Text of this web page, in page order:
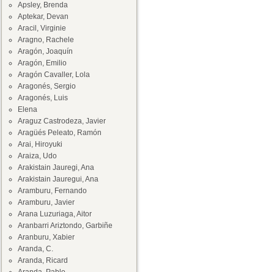
Apsley, Brenda
Aptekar, Devan
Aracil, Virginie
Aragno, Rachele
Aragón, Joaquín
Aragón, Emilio
Aragón Cavaller, Lola
Aragonés, Sergio
Aragonés, Luis
Elena
Araguz Castrodeza, Javier
Aragüés Peleato, Ramón
Arai, Hiroyuki
Araiza, Udo
Arakistain Jauregi, Ana
Arakistain Jauregui, Ana
Aramburu, Fernando
Aramburu, Javier
Arana Luzuriaga, Aitor
Aranbarri Ariztondo, Garbiñe
Aranburu, Xabier
Aranda, C.
Aranda, Ricard